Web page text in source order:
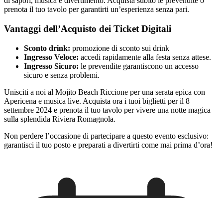
prenota il tuo tavolo per garantirti un’esperienza senza pari.
Vantaggi dell’Acquisto dei Ticket Digitali
Sconto drink: promozione di sconto sui drink
Ingresso Veloce: accedi rapidamente alla festa senza attese.
Ingresso Sicuro: le prevendite garantiscono un accesso
sicuro e senza problemi.
Unisciti a noi al Mojito Beach Riccione per una serata epica con
Apericena e musica live. Acquista ora i tuoi biglietti per il 8
settembre 2024 e prenota il tuo tavolo per vivere una notte magica
sulla splendida Riviera Romagnola.
Non perdere l’occasione di partecipare a questo evento esclusivo:
garantisci il tuo posto e preparati a divertirti come mai prima d’ora!